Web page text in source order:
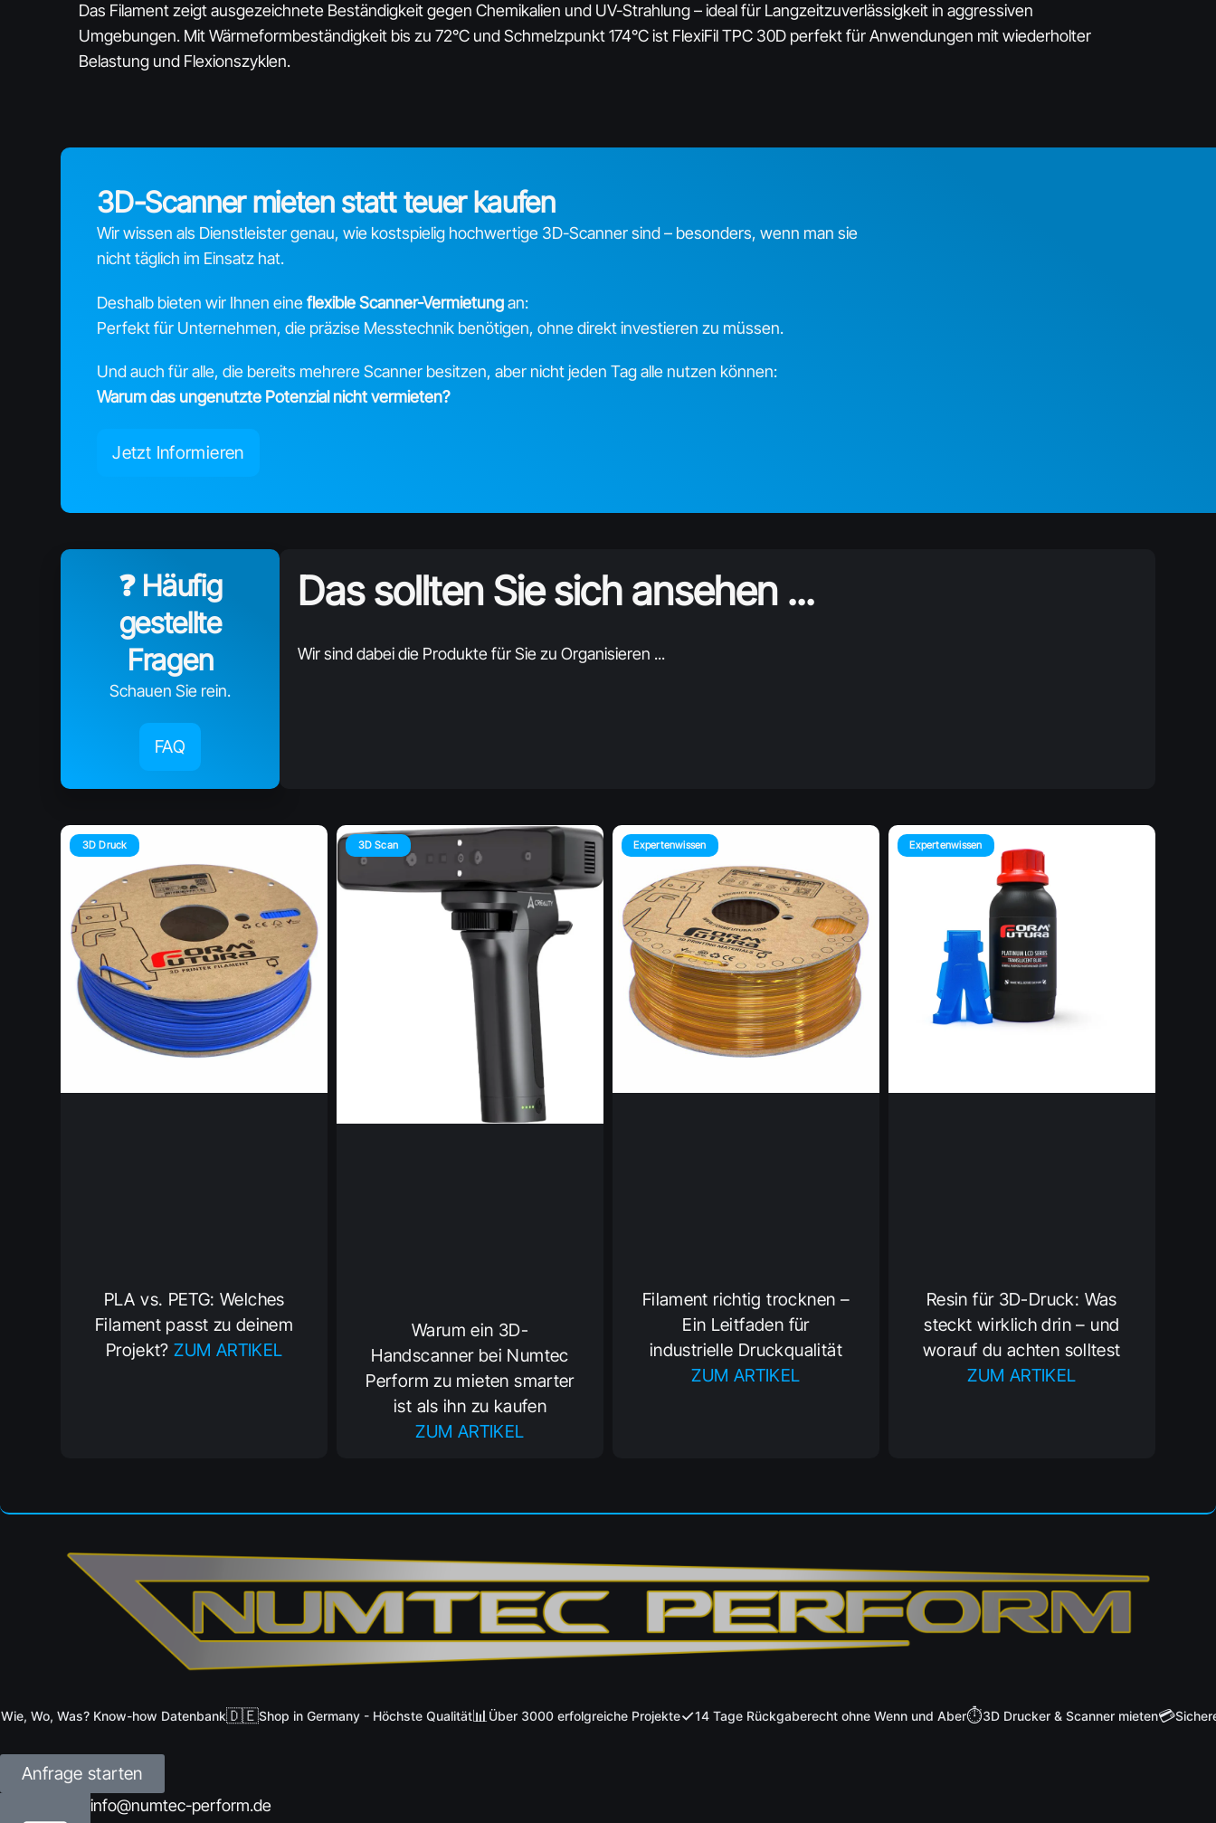
Das Filament zeigt ausgezeichnete Beständigkeit gegen Chemikalien und UV-Strahlung – ideal für Langzeitzuverlässigkeit in aggressiven
Umgebungen. Mit Wärmeformbeständigkeit bis zu 72°C und Schmelzpunkt 174°C ist FlexiFil TPC 30D perfekt für Anwendungen mit wiederholter
Belastung und Flexionszyklen.
3D-Scanner mieten statt teuer kaufen
Wir wissen als Dienstleister genau, wie kostspielig hochwertige 3D-Scanner sind – besonders, wenn man sie
nicht täglich im Einsatz hat.
Deshalb bieten wir Ihnen eineflexible Scanner-Vermietungan:
Perfekt für Unternehmen, die präzise Messtechnik benötigen, ohne direkt investieren zu müssen.
Und auch für alle, die bereits mehrere Scanner besitzen, aber nicht jeden Tag alle nutzen können:
Warum das ungenutzte Potenzial nicht vermieten?
Jetzt Informieren
❓ Häufig
gestellte
Fragen
Schauen Sie rein.
FAQ
Das sollten Sie sich ansehen ...
Wir sind dabei die Produkte für Sie zu Organisieren ...
3D Druck
PLA vs. PETG: Welches
Filament passt zu deinem
Projekt?ZUM ARTIKEL
3D Scan
Warum ein 3D-
Handscanner bei Numtec
Perform zu mieten smarter
ist als ihn zu kaufen
ZUM ARTIKEL
Expertenwissen
Filament richtig trocknen –
Ein Leitfaden für
industrielle Druckqualität
ZUM ARTIKEL
Expertenwissen
Resin für 3D-Druck: Was
steckt wirklich drin – und
worauf du achten solltest
ZUM ARTIKEL
Wo, Was? Know-how Datenbank🇩🇪Shop in Germany - Höchste Qualität📊Über 3000 erfolgreiche Projekte✓14 Tage Rückgaberecht ohne Wenn und Aber⏱️3D Drucker & Scanner mieten💳Sichere
Anfrage starten
info@numtec-perform.de